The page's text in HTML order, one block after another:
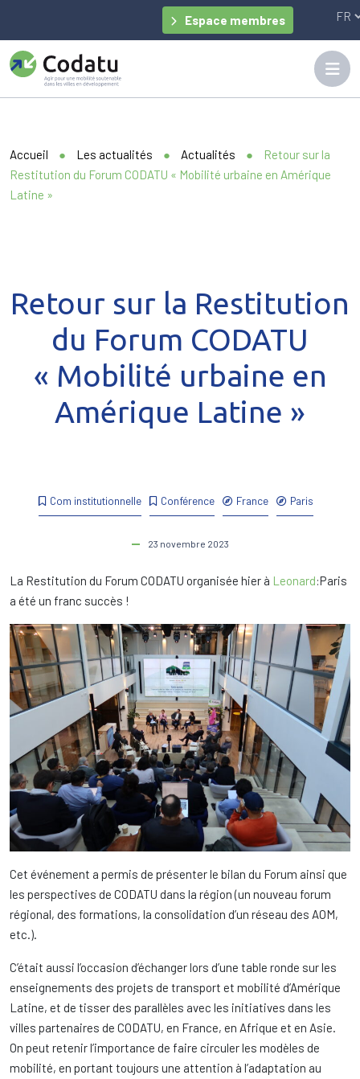
Espace membres
Accueil ● Les actualités ● Actualités ●
Retour sur la
Restitution du Forum CODATU « Mobilité urbaine en Amérique
Latine »
Com institutionnelle Conférence France Paris
23 novembre 2023
Retour sur la Restitution
du Forum CODATU
« Mobilité urbaine en
Amérique Latine »
La Restitution du Forum CODATU organisée hier à Leonard:Paris
a été un franc succès !
Cet événement a permis de présenter le bilan du Forum ainsi que
les perspectives de CODATU dans la région (un nouveau forum
régional, des formations, la consolidation d’un réseau des AOM,
etc.).
C’était aussi l’occasion d’échanger lors d’une table ronde sur les
enseignements des projets de transport et mobilité d’Amérique
Latine, et de tisser des parallèles avec les initiatives dans les
villes partenaires de CODATU, en France, en Afrique et en Asie.
On peut retenir l’importance de faire circuler les modèles de
mobilité, en portant toujours une attention à l’adaptation au
Panneau de gestion des cookies